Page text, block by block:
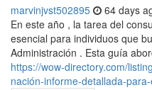
marvinjvst502895 64 days
En este año , la tarea del
esencial para individuos que
Administración . Esta guía
https://wow-directory.com/
nación-informe-detallada-